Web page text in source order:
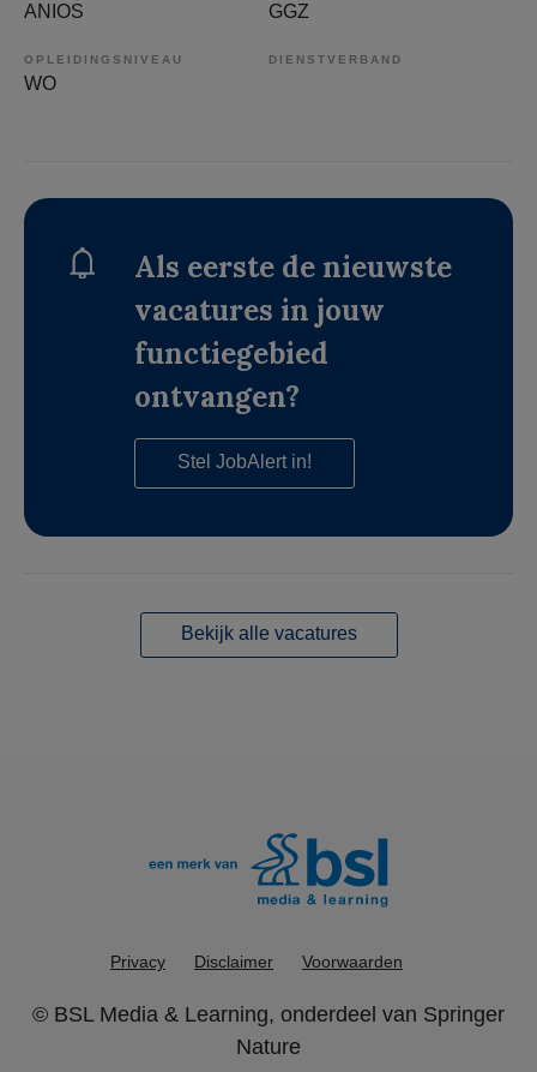
ANIOS GGZ
OPLEIDINGSNIVEAU
WO
DIENSTVERBAND
Als eerste de nieuwste
vacatures in jouw
functiegebied
ontvangen?
Stel JobAlert in!
Bekijk alle vacatures
Privacy Disclaimer Voorwaarden
© BSL Media & Learning, onderdeel van Springer
Nature